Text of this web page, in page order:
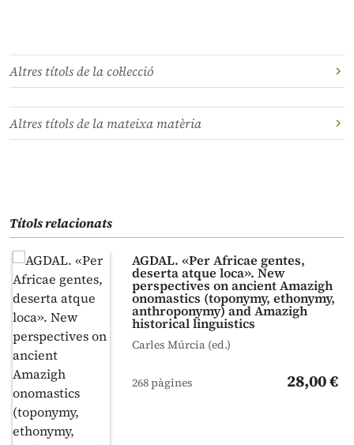
Altres títols de la col·lecció
Altres títols de la mateixa matèria
Títols relacionats
AGDAL. «Per Africae gentes,
deserta atque loca». New
perspectives on ancient Amazigh
onomastics (toponymy, ethonymy,
anthroponymy) and Amazigh
historical linguistics
Carles Múrcia (ed.)
268 pàgines 28,00 €